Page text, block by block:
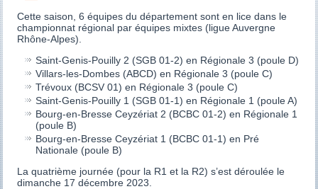
Cette saison, 6 équipes du département sont en lice dans le
championnat régional par équipes mixtes (ligue Auvergne
Rhône-Alpes).
Saint-Genis-Pouilly 2 (SGB 01-2) en Régionale 3 (poule D)
Villars-les-Dombes (ABCD) en Régionale 3 (poule C)
Trévoux (BCSV 01) en Régionale 3 (poule C)
Saint-Genis-Pouilly 1 (SGB 01-1) en Régionale 1 (poule A)
Bourg-en-Bresse Ceyzériat 2 (BCBC 01-2) en Régionale 1
(poule B)
Bourg-en-Bresse Ceyzériat 1 (BCBC 01-1) en Pré
Nationale (poule B)
La quatrième journée (pour la R1 et la R2) s’est déroulée le
dimanche 17 décembre 2023.